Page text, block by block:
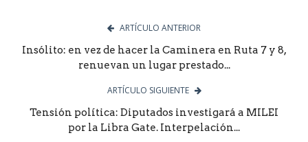
ARTÍCULO ANTERIOR
Insólito: en vez de hacer la Caminera en Ruta 7 y 8,
renuevan un lugar prestado...
ARTÍCULO SIGUIENTE
Tensión política: Diputados investigará a MILEI
por la Libra Gate. Interpelación...